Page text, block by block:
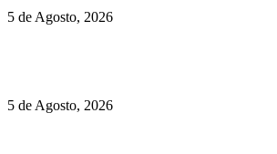
5 de Agosto, 2026
5 de Agosto, 2026